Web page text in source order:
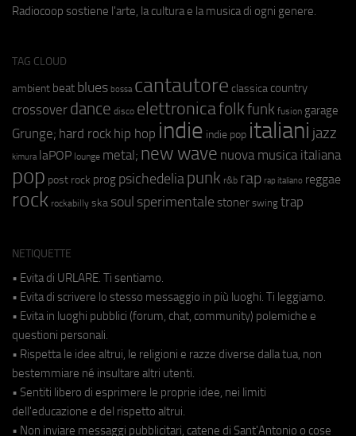
Radiocoop sostiene l'arte, la cultura e la musica di ogni genere.
TAG CLOUD
ambient beat blues bossa cantautore classica country
crossover dance disco elettronicafolkfunk fusion garage
Grunge; hard rock hip hop indie indie pop italiani jazz
kimura laPOP lounge metal; new wave nuova musica italiana
pop post rock prog psichedeliapunk r&b rap rap italiano reggae
rock rockabilly ska soul sperimentale stoner swing trap
NETIQUETTE
• Evita di URLARE. Ti sentiamo.
• Evita di scrivere lo stesso messaggio in più luoghi. Ti leggiamo.
• Evita in luoghi pubblici (forum, chat, community) polemiche e
questioni personali.
• Rispetta le idee altrui, le religioni e razze diverse dalla tua, non
bestemmiare né insultare altri utenti.
• Sentiti libero di esprimere le proprie idee, nei limiti
dell'educazione e del rispetto altrui.
• Non inviare messaggi pubblicitari, catene di Sant'Antonio o cose